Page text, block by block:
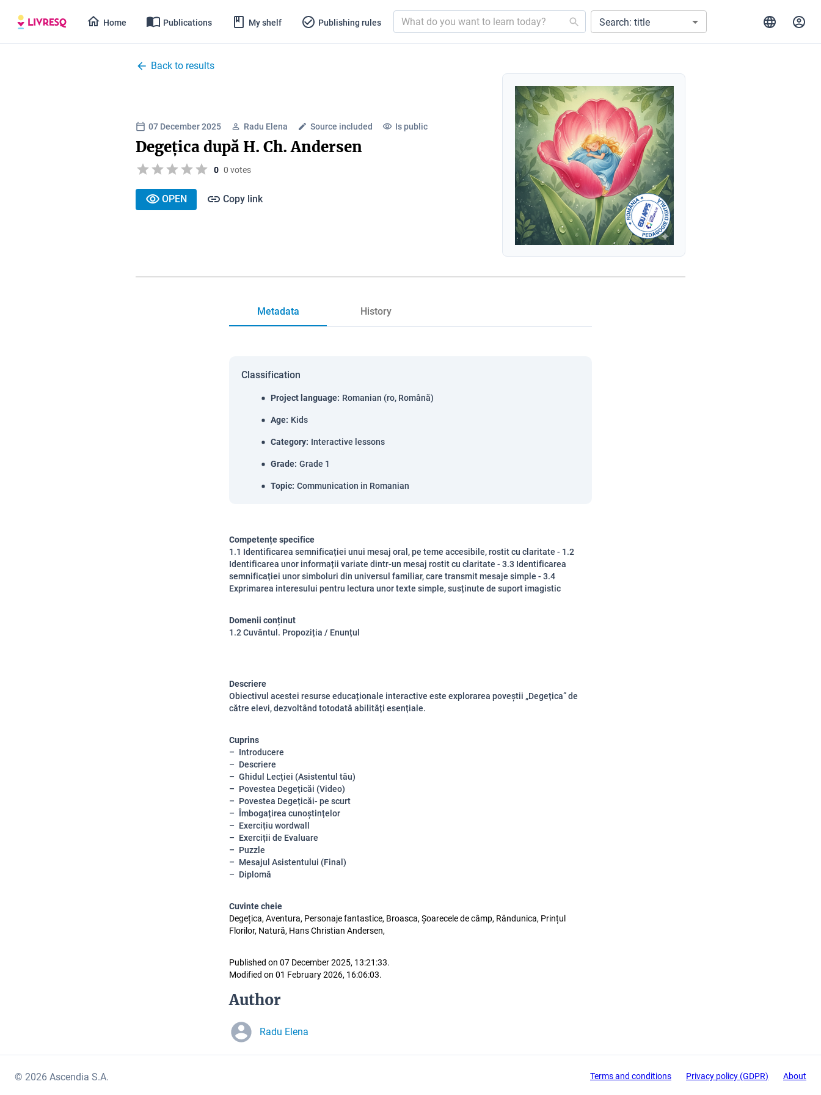
Home Publications My shelf Publishing rules Search: title
Back to results
07 December 2025 Radu Elena Source included Is public
Degețica după H. Ch. Andersen
0 0 votes
OPEN Copy link
Metadata History
Classification
Project language: Romanian (ro, Română)
Age: Kids
Category: Interactive lessons
Grade: Grade 1
Topic: Communication in Romanian
Competențe specifice
1.1 Identificarea semnificației unui mesaj oral, pe teme accesibile, rostit cu claritate - 1.2
Identificarea unor informații variate dintr-un mesaj rostit cu claritate - 3.3 Identificarea
semnificației unor simboluri din universul familiar, care transmit mesaje simple - 3.4
Exprimarea interesului pentru lectura unor texte simple, susținute de suport imagistic
Domenii conținut
1.2 Cuvântul. Propoziția / Enunțul
Descriere
Obiectivul acestei resurse educaționale interactive este explorarea poveștii „Degețica” de
către elevi, dezvoltând totodată abilități esențiale.
Cuprins
Introducere
Descriere
Ghidul Lecției (Asistentul tău)
Povestea Degețicăi (Video)
Povestea Degețicăi- pe scurt
Îmbogațirea cunoștințelor
Exercițiu wordwall
Exerciții de Evaluare
Puzzle
Mesajul Asistentului (Final)
Diplomă
Cuvinte cheie
Degețica, Aventura, Personaje fantastice, Broasca, Șoarecele de câmp, Rândunica, Prințul
Florilor, Natură, Hans Christian Andersen,
Published on 07 December 2025, 13:21:33.
Modified on 01 February 2026, 16:06:03.
Author
Radu Elena
© 2026 Ascendia S.A. Terms and conditions Privacy policy (GDPR) About